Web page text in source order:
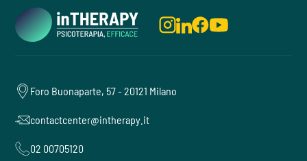
Foro Buonaparte, 57 - 20121 Milano
contactcenter@intherapy.it
02 00705120